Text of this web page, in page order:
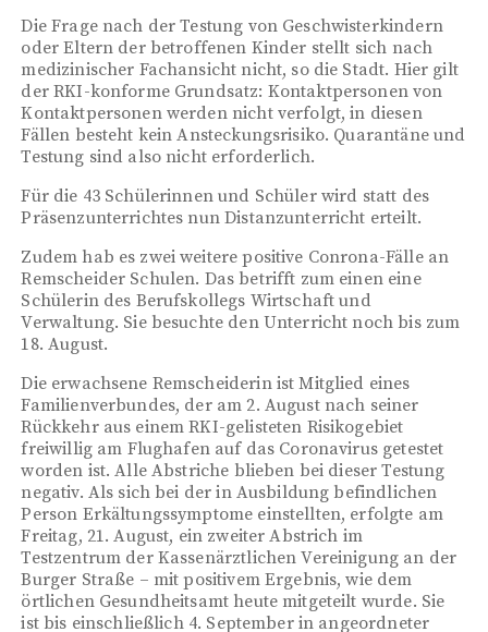
Die Frage nach der Testung von Geschwisterkindern
oder Eltern der betroffenen Kinder stellt sich nach
medizinischer Fachansicht nicht, so die Stadt. Hier gilt
der RKI-konforme Grundsatz: Kontaktpersonen von
Kontaktpersonen werden nicht verfolgt, in diesen
Fällen besteht kein Ansteckungsrisiko. Quarantäne und
Testung sind also nicht erforderlich.
Für die 43 Schülerinnen und Schüler wird statt des
Präsenzunterrichtes nun Distanzunterricht erteilt.
Zudem hab es zwei weitere positive Conrona-Fälle an
Remscheider Schulen. Das betrifft zum einen eine
Schülerin des Berufskollegs Wirtschaft und
Verwaltung. Sie besuchte den Unterricht noch bis zum
18. August.
Die erwachsene Remscheiderin ist Mitglied eines
Familienverbundes, der am 2. August nach seiner
Rückkehr aus einem RKI-gelisteten Risikogebiet
freiwillig am Flughafen auf das Coronavirus getestet
worden ist. Alle Abstriche blieben bei dieser Testung
negativ. Als sich bei der in Ausbildung befindlichen
Person Erkältungssymptome einstellten, erfolgte am
Freitag, 21. August, ein zweiter Abstrich im
Testzentrum der Kassenärztlichen Vereinigung an der
Burger Straße – mit positivem Ergebnis, wie dem
örtlichen Gesundheitsamt heute mitgeteilt wurde. Sie
ist bis einschließlich 4. September in angeordneter